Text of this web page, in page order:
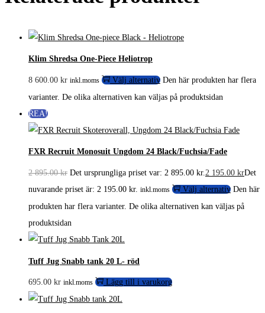
Klim Shredsa One-Piece Heliotrop
8 600.00 kr inkl.moms Välj alternativ Den här produkten har flera
varianter. De olika alternativen kan väljas på produktsidan
REA!
FXR Recruit Monosuit Ungdom 24 Black/Fuchsia/Fade
2 895.00kr Det ursprungliga priset var: 2 895.00 kr. 2 195.00 krDet
nuvarande priset är: 2 195.00 kr. inkl.moms Välj alternativ Den här
produkten har flera varianter. De olika alternativen kan väljas på
produktsidan
Tuff Jug Snabb tank 20 L- röd
695.00 kr inkl.moms Lägg till i varukorg